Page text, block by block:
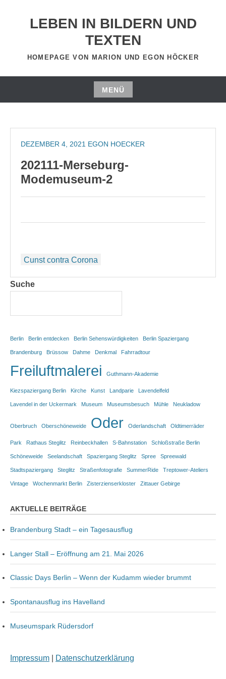
LEBEN IN BILDERN UND
TEXTEN
HOMEPAGE VON MARION UND EGON HÖCKER
MENÜ
Zum
springen
DEZEMBER 4, 2021 EGON HOECKER
202111-Merseburg-
Modemuseum-2
Beitragsnavigation
Cunst contra Corona
Suche
Berlin Berlin entdecken Berlin Sehenswürdigkeiten Berlin Spaziergang
Brandenburg Brüssow Dahme Denkmal Fahrradtour
Freiluftmalerei Guthmann-Akademie
Kiezspaziergang Berlin Kirche Kunst Landparie Lavendelfeld
Lavendel in der Uckermark Museum Museumsbesuch Mühle Neukladow
Oberbruch Oberschöneweide Oder Oderlandschaft Oldtimerräder
Park Rathaus Steglitz Reinbeckhallen S-Bahnstation Schloßstraße Berlin
Schöneweide Seelandschaft Spaziergang Steglitz Spree Spreewald
Stadtspaziergang Steglitz Straßenfotografie SummerRide Treptower-Ateliers
Vintage Wochenmarkt Berlin Zisterzienserkloster Zittauer Gebirge
AKTUELLE BEITRÄGE
Brandenburg Stadt – ein Tagesausflug
Langer Stall – Eröffnung am 21. Mai 2026
Classic Days Berlin – Wenn der Kudamm wieder brummt
Spontanausflug ins Havelland
Museumspark Rüdersdorf
Impressum Datenschutzerklärung